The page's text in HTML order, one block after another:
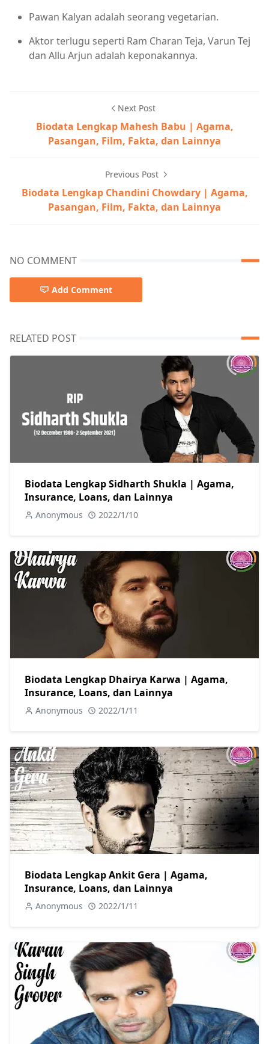
Pawan Kalyan adalah seorang vegetarian.
Aktor terlugu seperti Ram Charan Teja, Varun Tej
dan Allu Arjun adalah keponakannya.
Next Post
Biodata Lengkap Mahesh Babu | Agama,
Pasangan, Film, Fakta, dan Lainnya
Previous Post
Biodata Lengkap Chandini Chowdary | Agama,
Pasangan, Film, Fakta, dan Lainnya
NO COMMENT
Add Comment
RELATED POST
Biodata Lengkap Sidharth Shukla | Agama,
Insurance, Loans, dan Lainnya
Anonymous 2022/1/10
Biodata Lengkap Dhairya Karwa | Agama,
Insurance, Loans, dan Lainnya
Anonymous 2022/1/11
Biodata Lengkap Ankit Gera | Agama,
Insurance, Loans, dan Lainnya
Anonymous 2022/1/11